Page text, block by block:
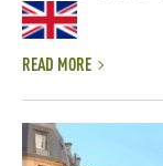
READ MORE